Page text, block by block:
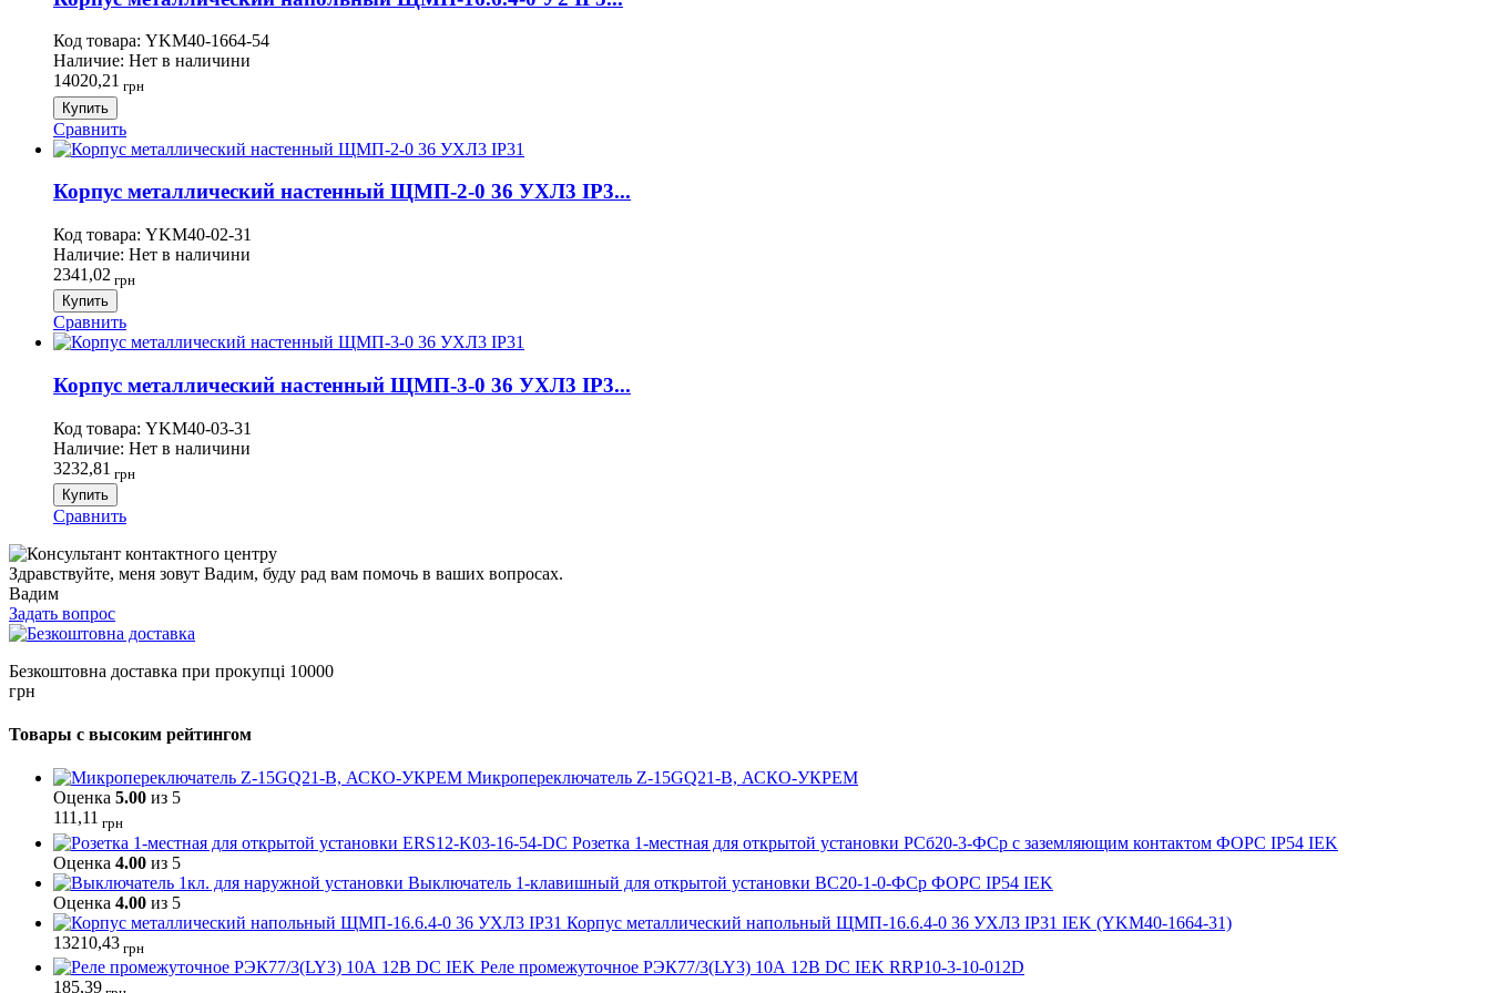
Код товара: YKM40-1664-54
Наличие: Нет в наличини
14020,21 грн
Купить
Сравнить
Корпус металлический настенный ЩМП-2-0 36 УХЛ3 IP3...
Код товара: YKM40-02-31
Наличие: Нет в наличини
2341,02 грн
Купить
Сравнить
Корпус металлический настенный ЩМП-3-0 36 УХЛ3 IP3...
Код товара: YKM40-03-31
Наличие: Нет в наличини
3232,81 грн
Купить
Сравнить
Здравствуйте, меня зовут Вадим, буду рад вам помочь в ваших вопросах.
Вадим
Задать вопрос
Безкоштовна доставка при прокупці 10000
грн
Товары с высоким рейтингом
Микропереключатель Z-15GQ21-B, АСКО-УКРЕМ
Оценка 5.00 из 5
111,11 грн
Розетка 1-местная для открытой установки РСб20-3-ФСр с заземляющим контактом ФОРС IP54 IEK
Оценка 4.00 из 5
Выключатель 1-клавишный для открытой установки ВС20-1-0-ФСр ФОРС IP54 IEK
Оценка 4.00 из 5
Корпус металлический напольный ЩМП-16.6.4-0 36 УХЛ3 IP31 IEK (YKM40-1664-31)
13210,43 грн
Реле промежуточное РЭК77/3(LY3) 10А 12В DC IEK RRP10-3-10-012D
185,39